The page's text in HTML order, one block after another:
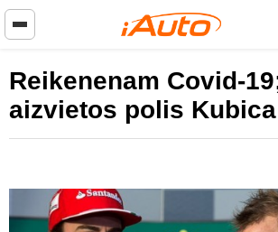
Reikenenam Covid-
aizvietos polis Kubica